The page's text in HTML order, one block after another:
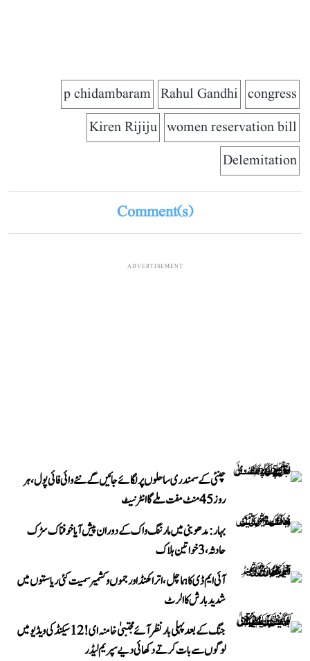
congress
Rahul Gandhi
p chidambaram
women reservation bill
Kiren Rijiju
Delemitation
Comment(s)
ADVERTISEMENT
چنئی کے سمندری ساحلوں پر لگائے جائیں گے نئے وائی فائی پول، ہر
روز 45 منٹ مفت ملے گا انٹرنیٹ
بہار: مدھوبنی میں مارننگ واک کے دوران پیش آیا خوفناک سڑک
حادثہ، 3 خواتین ہلاک
آئی ایم ڈی کا ہماچل، اتراکھنڈ اور جموں و کشمیر سمیت کئی ریاستوں میں
شدید بارش کا الرٹ
جنگ کے بعد پہلی بار نظر آئے مجتبیٰ خامنہ ای! 12 سیکنڈ کی ویڈیو میں
لوگوں سے بات کرتے دکھائی دیے سپریم لیڈر